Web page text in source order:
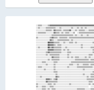
░░▒▒▒▒░░░░░░▒▒▓▓▓▓▓▓▓▓▓▓▓▓▓▓▓▓▓▓▓▓▓▓▓▓▓▓▓▓▓▓▓▓▓▓▓▓▓▓▓▓▓▓▓▓▓▓▓▓▓▓▓▓▓▓▓▓▓▓▓▓▓▓▓▓▓▓▓▓▓▓▓▓▓▓▓▓▓▓▓▓▓▓▓▓▓▓▓▓▓▓▓▓▓▓▓▓▓▓▓▓▓▓▓▓▓▓▓▓▓▓▓▓▓▓▓▓▓▓▓▓▓▓▓▓▓▓▓▓▓▓▓▓▓▓▒▒
░░▒▒░░░░░░▒▒▒▒▒▒▒▒▒▒░░░░▒▒░░░░░░░░░░▒▒░░░░▒▒░░▒▒░░▒▒░░░░░░░░░░░░▒▒▒▒░░▒▒▒▒░░░░▒▒░░▒▒░░░░░░░░░░▒▒▒▒░░░░░░░░▒▒▒▒░░░░░░░░░░▒▒▒▒░░░░░░░░░░░░░░░░░░░░░░░░▓▓
░░░░░░░░░░▒▒▒▒▒▒░░▓▓▒▒▒▒▒▒░░▒▒▒▒▒▒▓▓░░░░▒▒░░▒▒▒▒▒▒░░░░▒▒▒▒▒▒▒▒░░▒▒▒▒▒▒▒▒▒▒░░░░▒▒▒▒▒▒▒▒░░░░░░▒▒▒▒▒▒░░░░░░▒▒▒▒▒▒░░░░░░▒▒▒▒▒▒▒▒░░░░▒▒▒▒▒▒▒▒░░░░░░▒▒▒▒▒▒▓▓
░░▒▒▒▒▒▒▒▒░░░░░░░░▓▓▒▒▒▒░░▒▒░░▒▒▒▒░░░░▒▒  ░░▒▒▒▒▒▒▒▒▒▒▒▒▒▒▒▒▒▒░░▒▒░░▒▒▒▒▒▒▒▒▒▒░░▒▒▒▒░░░░▒▒░░▒▒▒▒▒▒░░▒▒░░░░▒▒▒▒░░░░▒▒░░▒▒▒▒▒▒▒▒░░░░▒▒▒▒░░░░▒▒░░▒▒▒▒▒▒▓▓
░░░░░░░░░░░░░░░░▒▒▒▒▒▒▒▒▒▒▒▒▒▒▒▒▒▒▒▒▒▒░░▒▒░░░░▒▒░░░░▒▒░░░░░░░░░░▒▒▒▒▒▒▒▒▒▒▒▒▒▒▒▒▒▒▒▒▒▒▒▒▒▒▒▒░░▒▒░░▒▒▒▒▒▒░░▒▒░░░░▒▒▒▒░░░░▒▒░░▒▒▒▒░░▒▒▒▒░░▒▒▒▒░░░░▒▒░░▒▒
▒▒░░░░░░░░░░░░▒▒▓▓▒▒▒▒░░▒▒▒▒▒▒▒▒░░▒▒▒▒▒▒▒▒▒▒▒▒▒▒▒▒▒▒▒▒▒▒▒▒▒▒░░▓▓▒▒▒▒░░▒▒▒▒▒▒▒▒▒▒░░░░░░▒▒▒▒▒▒░░░░░░▒▒▒▒▒▒░░░░░░▒▒▒▒▒▒▒▒░░▒▒▒▒▒▒▒▒▒▒░░░░░░▒▒▒▒▒▒░░░░▒▒▓▓
░░░░░░░░░░░░░░▓▓▒▒░░░░▒▒▒▒▒▒▒▒▒▒▒▒░░▒▒░░░░░░░░░░░░░░░░░░░░░░▒▒▒▒░░▒▒▒▒▒▒░░▒▒░░░░░░░░░░▒▒░░░░░░░░░░░░░░░░░░▒▒░░░░░░░░░░░░▒▒░░▒▒▒▒░░░░░░░░▒▒▒▒▒▒░░░░▒▒▓▓
░░░░░░░░░░░░██▓▓▓▓▒▒▒▒▒▒░░░░▒▒░░░░▒▒▒▒░░▒▒░░░░░░░░░░░░░░░░▒▒▒▒▒▒▒▒░░▒▒░░▒▒▒▒░░▒▒░░░░░░░░░░░░░░░░░░░░░░░░░░░░░░▒▒░░░░░░░░░░░░░░░░░░░░░░░░░░░░░░░░░░▒▒▓▓
░░░░░░░░░░░░██▓▓▓▓▒▒░░▒▒▒▒░░░░░░░░░░░░░░░░░░░░▒▒░░░░░░░░░░░░░░░░░░░░▒▒░░░░░░░░░░░░░░░░░░░░░░░░░░░░░░░░░░░░░░░░░░░░░░░░░░░░░░░░░░░░░░░░░░░░░░░░░░░░░░▓▓
░░▒▒░░░░░░░░██▒▒▓▓▒▒▒▒▒▒▒▒░░░░▒▒░░░░░░░░░░░░░░▒▒░░░░░░░░▒▒▒▒░░░░░░░░░░░░░░░░░░░░░░░░░░░░░░░░░░░░░░░░░░░░░░░░░░░░░░░░░░░░░░░░░░░░░░░░░░░░░░░░░░░░░░░░▓▓
░░░░░░░░░░░░▓▓▓▓▓▓▒▒▒▒▒▒▒▒░░▒▒░░▒▒░░░░░░░░░░░░░░░░░░░░░░░░▒▒░░░░░░░░░░░░░░░░▒▒░░░░░░░░░░░░░░░░░░░░░░░░░░░░░░░░░░░░▒▒░░░░░░░░░░░░▒▒░░▒▒░░░░░░░░░░░░░░▓▓
░░░░░░░░░░▒▒▓▓▒▒▒▒▒▒▒▒▒▒▒▒░░░░░░▒▒▒▒░░░░░░░░░░░░░░░░░░░░░░▒▒░░░░░░░░░░░░░░░░░░░░▒▒░░░░░░░░    ░░░░░░░░░░░░░░░░░░░░░░░░░░░░░░░░░░▒▒░░▒▒▒▒░░░░░░░░░░░░▓▓
░░░░░░░░░░▒▒░░▒▒▒▒▒▒▒▒▒▒░░░░░░░░▒▒░░░░░░░░░░░░░░░░░░░░▒▒▒▒░░░░░░░░░░░░░░░░░░░░░░░░░░░░░░▒▒▒▒▒▒░░░░░░░░░░░░░░░░░░▒▒░░░░░░░░░░░░░░▒▒░░▒▒▒▒░░░░░░░░░░░░▓▓
░░░░░░░░░░░░░░░░▓▓▒▒▒▒▒▒░░░░░░░░▒▒░░▒▒░░▒▒▒▒░░░░░░▒▒░░▒▒░░░░▒▒░░░░▒▒▒▒░░░░░░░░▒▒░░░░▒▒▒▒▒▒▒▒▒▒░░▒▒░░░░░░▒▒░░░░░░░░░░▒▒░░░░░░░░▒▒░░░░░░░░░░░░░░░░░░▒▒▓▓
░░░░░░░░░░░░▒▒░░▒▒▒▒▒▒▒▒░░░░░░░░░░░░░░░░▒▒▒▒▒▒▒▒▒▒▒▒▒▒░░▒▒▒▒▒▒░░▒▒░░░░░░░░░░░░░░░░▒▒░░▒▒▒▒▒▒▒▒▒▒▒▒▒▒▒▒░░░░░░░░▒▒░░░░░░░░░░░░░░▓▓▒▒▒▒░░░░░░░░░░░░░░▒▒▓▓
░░░░░░▒▒▒▒░░░░░░░░▒▒▒▒░░░░░░░░░░░░░░▒▒▒▒▒▒▒▒▒▒▒▒▒▒▒▒▒▒▒▒▒▒▒▒▒▒▒▒▒▒▒▒░░░░▒▒░░░░▒▒▒▒▓▓░░▒▒▒▒░░░░░░▒▒▒▒▒▒▒▒░░░░░░▒▒░░░░░░▒▒░░░░▒▒▓▓▒▒▒▒▒▒░░░░░░░░░░░░░░▓▓
░░░░░░░░░░▒▒░░░░░░▒▒░░░░░░░░░░░░░░▒▒▒▒░░░░▒▒░░░░▒▒▒▒▒▒░░▒▒▒▒░░▒▒▒▒▒▒░░░░░░░░░░░░░░▒▒░░░░░░░░░░░░░░░░▒▒▒▒░░▒▒▒▒░░░░░░░░▒▒░░░░▒▒▒▒░░░░▒▒██▓▓▒▒░░░░░░░░▓▓
░░▒▒▒▒░░░░░░░░░░░░▒▒░░░░░░░░░░░░▒▒░░░░░░░░▒▒▒▒▒▒▒▒▒▒▒▒▒▒▒▒░░░░░░░░░░▒▒▒▒░░▓▓░░░░▓▓▒▒▒▒░░▒▒▒▒░░░░░░░░░░▒▒▒▒░░░░░░░░░░░░░░░░▒▒░░░░░░▒▒▒▒░░▒▒░░░░░░░░░░▓▓
░░░░░░░░▒▒░░░░░░░░▒▒░░░░░░░░░░░░░░░░░░░░░░░░░░░░▒▒░░░░░░░░░░░░▒▒░░▓▓░░▒▒▒▒░░▒▒░░▒▒▒▒▒▒▒▒▒▒▒▒▒▒▒▒▒▒▒▒░░░░▒▒░░░░░░░░░░░░░░░░░░░░▓▓▓▓▒▒▒▒▓▓░░▒▒▒▒▒▒░░░░▓▓
░░░░░░░░░░░░░░░░░░▒▒▒▒░░░░░░░░░░░░░░░░░░░░░░░░░░░░░░░░░░░░▒▒▒▒░░▓▓░░░░░░░░░░░░░░▒▒▓▓▒▒░░▒▒▒▒▓▓▒▒▒▒▒▒░░░░▒▒░░░░░░░░░░▒▒░░░░░░░░▒▒▒▒▓▓▒▒░░▒▒▒▒░░▓▓▒▒░░▓▓
░░░░░░░░░░░░░░░░░░░░▒▒░░░░░░░░░░░░░░░░░░░░░░░░░░▒▒░░░░░░▒▒▒▒▒▒▒▒░░░░░░░░░░▒▒▓▓▒▒▒▒▓▓▓▓▒▒░░░░▓▓▒▒▒▒░░░░░░░░░░░░░░░░░░▒▒▒▒░░░░░░▒▒░░░░░░▒▒░░░░░░▒▒▒▒░░▓▓
░░░░▒▒░░░░░░░░░░░░░░▓▓▒▒░░░░░░░░░░░░░░░░░░░░░░░░░░░░▒▒░░▒▒▒▒▓▓▒▒░░░░░░░░░░▒▒▒▒▒▒▓▓▓▓▓▓▓▓▓▓░░▒▒▓▓▒▒░░░░░░▒▒▒▒░░▒▒▒▒░░▒▒░░░░░░░░▒▒░░░░░░░░▒▒░░▒▒░░░░▒▒▒▒
░░░░░░░░░░▓▓▓▓▒▒░░▒▒▓▓░░░░░░░░░░░░░░░░░░░░░░░░░░░░░░▒▒▒▒▒▒▒▒▒▒░░░░        ░░▒▒▓▓▒▒▒▒▒▒▓▓▓▓░░▒▒▒▒▒▒░░░░▒▒▒▒░░░░▒▒▒▒▒▒░░░░░░▒▒░░░░▒▒░░░░░░░░░░░░▒▒▒▒▒▒▓▓
░░░░░░░░░░▓▓▒▒▒▒▒▒▒▒▒▒░░░░░░░░░░░░░░░░░░░░░░░░░░░░░░░░▒▒▒▒░░░░░░          ░░░░▓▓░░░░░░▓▓▓▓▒▒░░▒▒▒▒▒▒░░▒▒▒▒▒▒░░▒▒░░▒▒▒▒░░░░▒▒░░░░░░░░░░░░░░░░░░▒▒▓▓▒▒▒▒
▒▒░░░░░░░░░░▒▒▒▒░░▒▒░░░░░░░░░░░░░░▒▒░░░░░░░░░░░░░░░░░░▒▒░░▒▒░░░░          ░░▒▒▓▓▒▒▒▒▒▒▓▓▓▓▒▒░░▒▒▒▒░░░░▒▒░░▓▓░░░░▓▓░░░░▒▒░░▒▒░░▒▒▒▒▒▒░░░░░░░░░░░░▒▒░░▓▓
▒▒░░░░▒▒▒▒░░░░▒▒▒▒░░░░░░░░░░░░░░░░░░░░░░░░░░░░░░░░░░░░  ░░░░░░░░